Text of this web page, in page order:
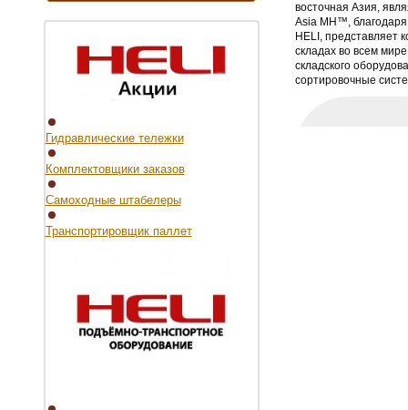
Гидравлические тележки
Комплектовщики заказов
Самоходные штабелеры
Транспортировщик паллет
восточная Азия,
Asia MH™,
HELI, представляет
складах во всем
складского
сортировочные